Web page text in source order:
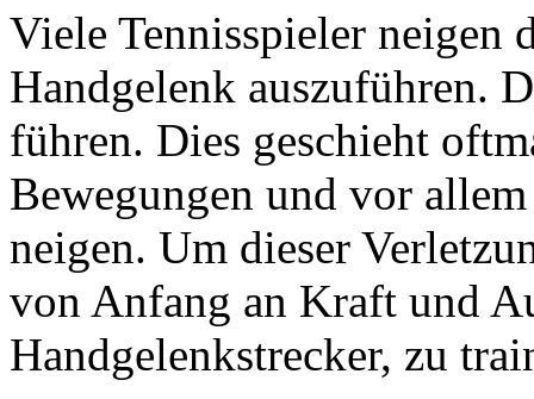
Viele Tennisspieler neigen
Handgelenk auszuführen.
führen. Dies geschieht
Bewegungen und vor
neigen. Um dieser
von Anfang an Kraft und
Handgelenkstrecker, zu